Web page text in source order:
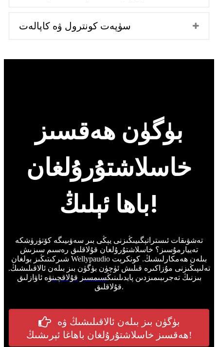
سۈپەت كونترول ۋە كاپالەت
بۈگۈن ھەقسىز
خاسلاشتۇرۇلغان
باھا ئېلىڭ!
تەشۋىقات ئىستراتېگىيىڭىزنى يېڭى بىر سەۋىيىگە كۆتۈرۈشكە
تەييارمۇسىز؟ خاسلاشتۇرۇلغان قۇلاقلىق رەسىم سىزىش
شىركىتىڭىز بولغان Wellypaudio بىلەن ھەمكارلىشىڭ. كونكرېت
تەلىپىڭىزنى مۇزاكىرە قىلىش ئۈچۈن بۈگۈن بىز بىلەن ئالاقىلىشىڭ.
بىزنىڭ تەجرىبىمىزدىن پايدىلىنىڭسىمسىز قۇلاقچىنۋە ئاۋازلىق
قۇلاقلىق.
بۈگۈن بىز بىلەن ئالاقىلىشىڭ ۋە
ھەقسىز خاسلاشتۇرۇلغان باھاغا ئېرىشىڭ!